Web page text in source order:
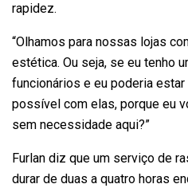
rapidez.
“Olhamos para nossas lojas
estética. Ou seja, se eu tenho
funcionários e eu poderia
possível com elas, porque eu
sem necessidade aqui?”
Furlan diz que um serviço de
durar de duas a quatro horas